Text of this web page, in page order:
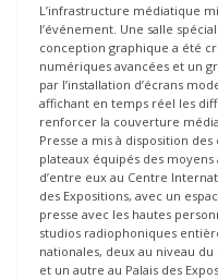
L’infrastructure médiatique
l’événement. Une salle
conception graphique a été
numériques avancées et un
par l’installation d’écrans
affichant en temps réel les
renforcer la couverture
Presse a mis à disposition
plateaux équipés des
d’entre eux au Centre
des Expositions, avec un
presse avec les hautes
studios radiophoniques
nationales, deux au niveau
et un autre au Palais des